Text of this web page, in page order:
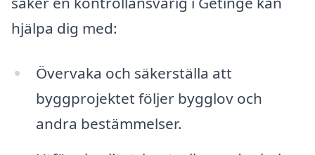
hjälpa dig med:
Övervaka och säkerställa att
byggprojektet följer bygglov och
andra bestämmelser.